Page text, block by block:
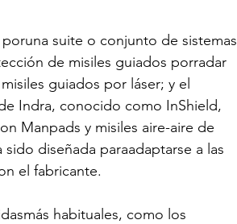
suite o conjunto de sistemas
de misiles guiados porradar
guiados por láser; y el
Indra, conocido como InShield,
Manpads y misiles aire-aire de
diseñada paraadaptarse a las
el fabricante.
habituales, como los